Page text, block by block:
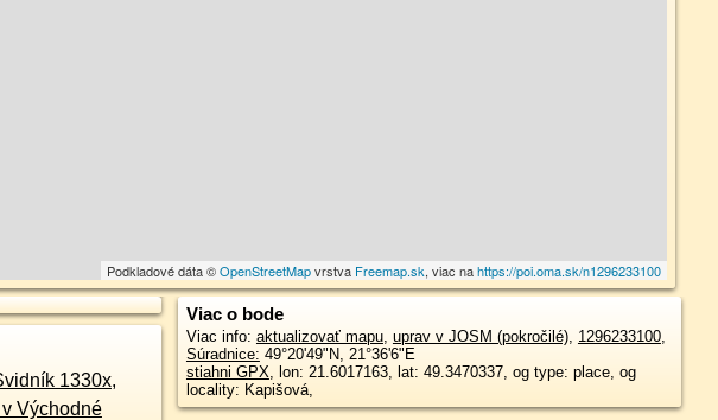
Podkladové dáta ©OpenStreetMapvrstva Freemap.sk, viac nahttps://poi.oma.sk/n1296233100
1330x,
Východné
Viac o bode
Viac info: aktualizovať mapu, uprav v JOSM (pokročilé), 1296233100,
Súradnice: 49°20'49"N, 21°36'6"E
stiahni GPX, lon: 21.6017163, lat: 49.3470337, og type: place, og
locality: Kapišová,